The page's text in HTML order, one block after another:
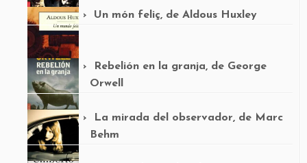
Un món feliç, de Aldous Huxley
Rebelión en la granja, de George
Orwell
La mirada del observador, de Marc
Behm